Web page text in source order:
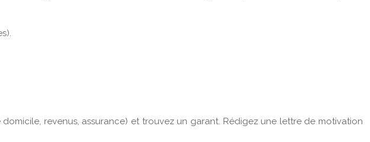
revenus, assurance) et trouvez un garant. Rédigez une lettre de motivation